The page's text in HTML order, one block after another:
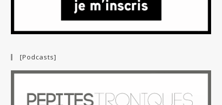
[Podcasts]